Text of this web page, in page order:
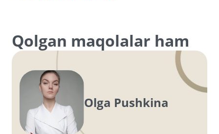
Qolgan maqolalar ham
Olga Pushkina